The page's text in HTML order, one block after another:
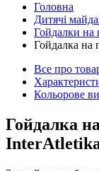
Головна
Дитячі
Гойдалки на
Гойдалка на
Все про
Кольорове
Гойдалка